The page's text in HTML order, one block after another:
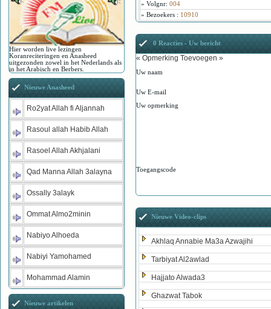
» Volgnr: 004
» Bezoekers : 10910
0 Reacties - Uw bericht
« Opmerking Toevoegen »
Uw naam
Uw E-mail
Uw opmerking
Toegangscode
Nieuwe Video-clips
Akhlaq Annabie Ma3a Azwajihi
Tarbiyat Al2awlad
Hajjato Alwada3
Ghazwat Tabok
Hier worden live lezingen
Koranreciteringen en Anasheed
uitgezonden zowel in het Nederlands als
in het Arabisch en Berbers.
Nieuwe Anasheed
Ro2yat Allah fi Aljannah
Rasoul allah Habib Allah
Rasoel Allah Akhjalani
Qad Manna Allah 3alayna
Ossally 3alayk
Ommat Almo2minin
Nabiyo Alhoeda
Nabiyi Yamohamed
Mohammad Alamin
Nieuwe artikelen